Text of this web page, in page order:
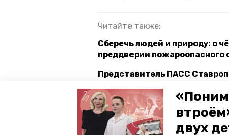
двух
Читайте также:
Сберечь людей и природу: о
преддверии пожароопасного
Представитель ПАСС
Водолазы ПАСС очистят
ставрополь